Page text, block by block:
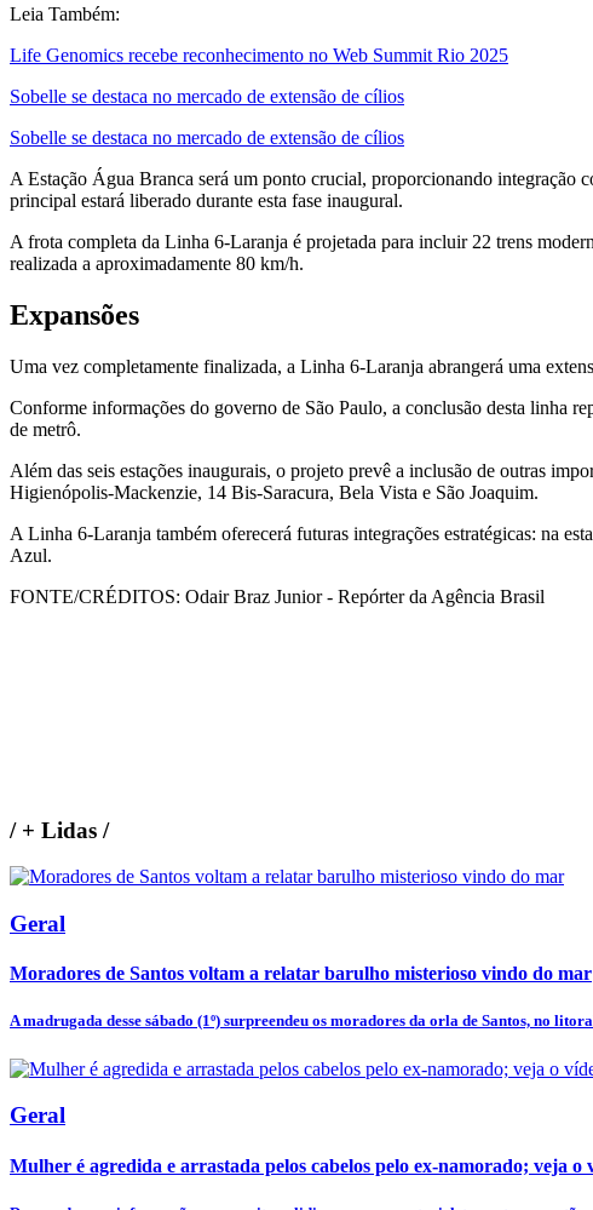
Leia Também:
Life Genomics recebe reconhecimento no Web Summit Rio 2025
Sobelle se destaca no mercado de extensão de cílios
Sobelle se destaca no mercado de extensão de cílios
A Estação Água Branca será um ponto crucial, proporcionando integração
principal estará liberado durante esta fase inaugural.
A frota completa da Linha 6-Laranja é projetada para incluir 22 trens
realizada a aproximadamente 80 km/h.
Expansões
Uma vez completamente finalizada, a Linha 6-Laranja abrangerá uma
Conforme informações do governo de São Paulo, a conclusão desta linha
de metrô.
Além das seis estações inaugurais, o projeto prevê a inclusão de outras
Higienópolis-Mackenzie, 14 Bis-Saracura, Bela Vista e São Joaquim.
A Linha 6-Laranja também oferecerá futuras integrações estratégicas: na
Azul.
FONTE/CRÉDITOS: Odair Braz Junior - Repórter da Agência Brasil
/+ Lidas /
Geral
Moradores de Santos voltam a relatar barulho misterioso vindo do mar
A madrugada desse sábado (1º) surpreendeu os moradores da orla de Santos, no
Geral
Mulher é agredida e arrastada pelos cabelos pelo ex-namorado; veja o